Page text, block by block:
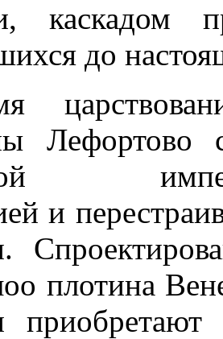
каскадом
до
Лефортово
и
плотина